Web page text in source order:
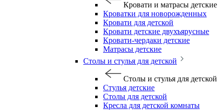
Кровати и матрасы детские
Кроватки для новорожденных
Кровати для детской
Кровати детские двухъярусные
Кровати-чердаки детские
Матрасы детские
Столы и стулья для детской
Столы и стулья для детской
Стулья детские
Столы для детской
Кресла для детской комнаты